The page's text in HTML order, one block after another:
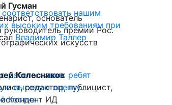
соответствовать нашим
высоким требованиям при
Владимир Таллер
работы наших ребят
высокую оценку…
Костин
Гусман
основатель
руководитель премии Рос.
искусств
Колесников
редактор, публицист,
ИД